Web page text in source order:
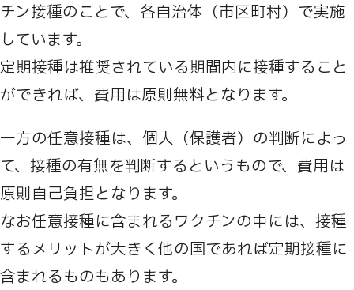
チン接種のことで、各自治体（市区町村）で実施
しています。
定期接種は推奨されている期間内に接種すること
ができれば、費用は原則無料となります。
一方の任意接種は、個人（保護者）の判断によっ
て、接種の有無を判断するというもので、費用は
原則自己負担となります。
なお任意接種に含まれるワクチンの中には、接種
するメリットが大きく他の国であれば定期接種に
含まれるものもあります。